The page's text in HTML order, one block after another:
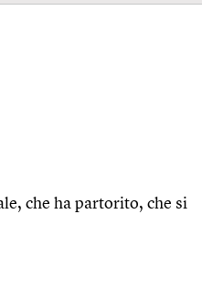
che ha partorito, che si